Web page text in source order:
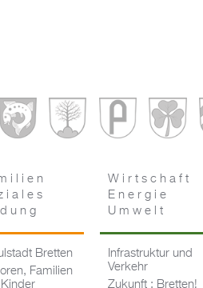
Bretten
Familien
Wirtschaft
Energie
Umwelt
Infrastruktur und
Verkehr
Zukunft : Bretten!